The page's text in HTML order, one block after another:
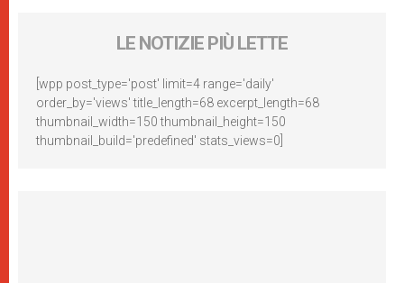
LE NOTIZIE PIÙ LETTE
[wpp post_type='post' limit=4 range='daily'
order_by='views' title_length=68 excerpt_length=68
thumbnail_width=150 thumbnail_height=150
thumbnail_build='predefined' stats_views=0]